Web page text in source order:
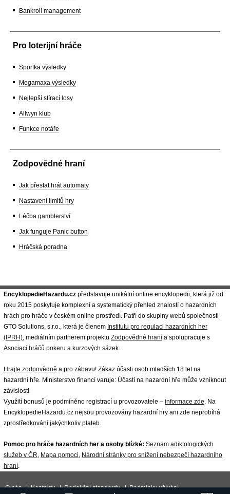
Bankroll management
Pro loterijní hráče
Sportka výsledky
Megamaxa výsledky
Nejlepší stírací losy
Allwyn klub
Funkce notáře
Zodpovědné hraní
Jak přestat hrát automaty
Nastavení limitů hry
Léčba gamblerství
Jak funguje Panic button
Hráčská poradna
EncyklopedieHazardu.cz představuje unikátní online encyklopedii, která již od
roku 2015 poskytuje komplexní a systematický přehled znalostí o hazardních
hrách pro hráče v českém online prostředí. Patří do skupiny webů společnosti
GTO Solutions, s.r.o., která je členem Institutu pro regulaci hazardních her
(IPRH), mediálním partnerem projektu Zodpovědné hraní a spolupracuje s
Asociací hráčů pokeru a kurzových sázek.
Hrajte zodpovědně a pro zábavu! Zákaz účasti osob mladších 18 let na
hazardní hře. Ministerstvo financí varuje: Účastí na hazardní hře může vzniknout
závislost!
Využití bonusů je podmíněno registrací u provozovatele – informace zde. Na
EncyklopedieHazardu.cz nejsou provozovány hazardní hry ani zde neprobíhá
zprostředkování jakýchkoliv plateb.
Pomoc pro hráče hazardních her a osoby blízké: Seznam adiktologických
služeb v ČR, Mapa pomoci, Národní stránky pro snížení nebezpečí hazardního
hraní.
O nás|Kontakty|Redakční standardy|Podmínky užívání